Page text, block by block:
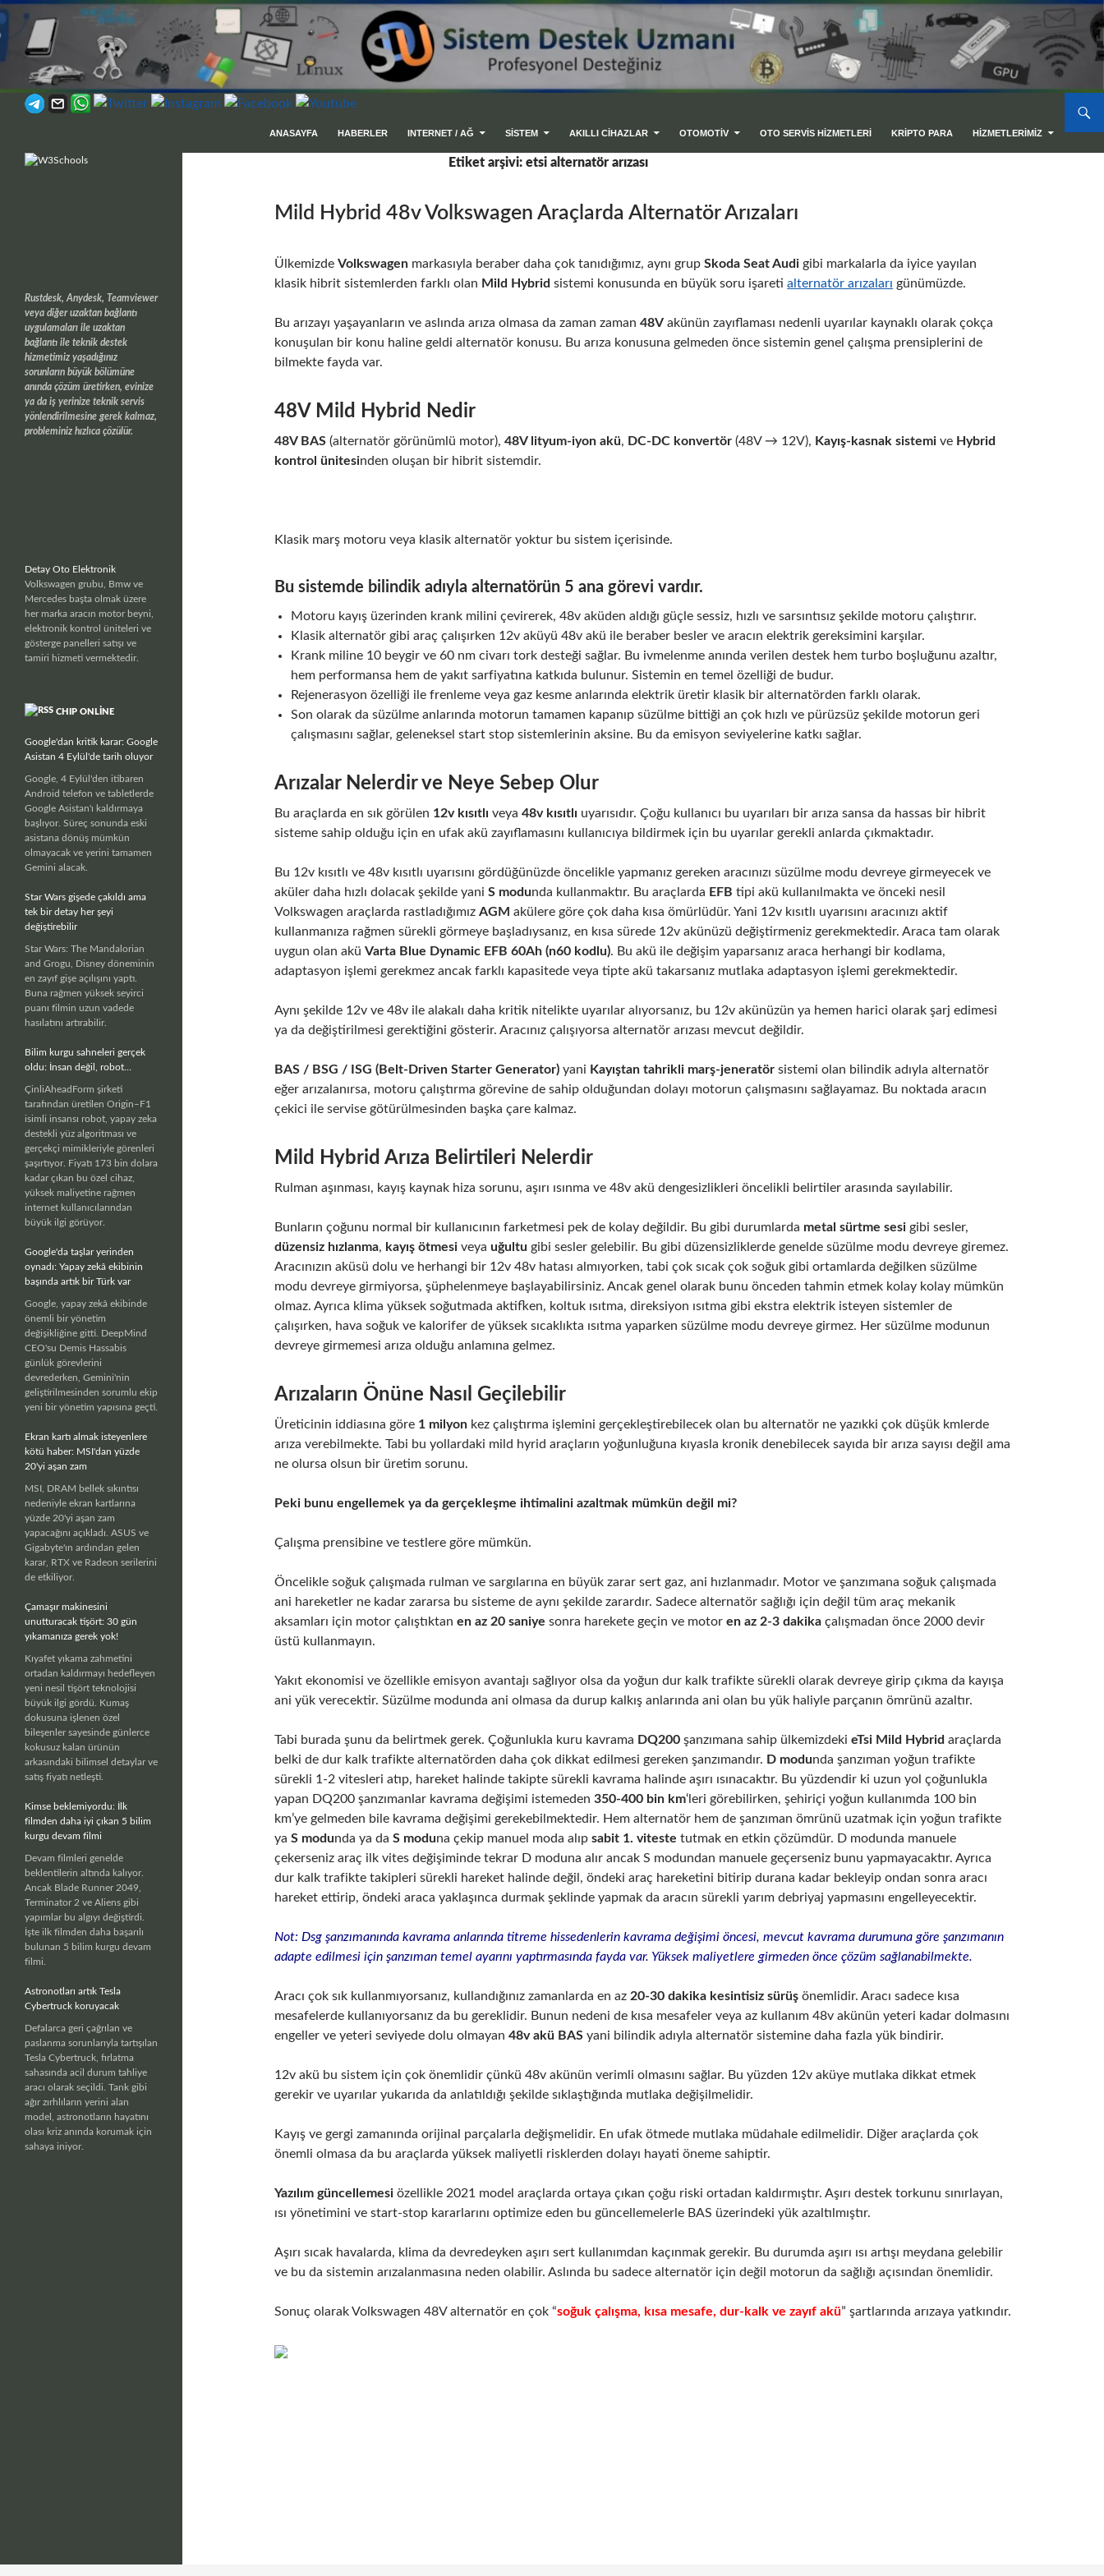
ANASAYFA
HABERLER INTERNET / AĞ SİSTEM AKILLI CIHAZLAR OTOMOTİV OTO SERVIS HIZMETLERI KRIPTO PARA HIZMETLERIMIZ
Etiket arşivi: etsi alternatör arızası
Mild Hybrid 48v Volkswagen Araçlarda Alternatör Arızaları
ÜlkemizdeVolkswagen markasıyla beraber daha çok tanıdığımız, aynı grupSkoda Seat Audi gibi markalarla da iyice yayılan
klasik hibrit sistemlerden farklı olan Mild Hybrid sistemi konusunda en büyük soru işaretialternatör arızaları günümüzde.
Bu arızayı yaşayanların ve aslında arıza olmasa da zaman zaman48V akünün zayıflaması nedenli uyarılar kaynaklı olarak çokça
konuşulan bir konu haline geldi alternatör konusu. Bu arıza konusuna gelmeden önce sistemin genel çalışma prensiplerini de
bilmekte fayda var.
48V Mild Hybrid Nedir
48V BAS (alternatör görünümlü motor),48V lityum-iyon akü, DC-DC konvertör (48V → 12V), Kayış-kasnak sistemi ve Hybrid
kontrol ünitesinden oluşan bir hibrit sistemdir.
Klasik marş motoru veya klasik alternatör yoktur bu sistem içerisinde.
Bu sistemde bilindik adıyla alternatörün 5 ana görevi vardır.
Motoru kayış üzerinden krank milini çevirerek, 48v aküden aldığı güçle sessiz, hızlı ve sarsıntısız şekilde motoru çalıştırır.
Klasik alternatör gibi araç çalışırken 12v aküyü 48v akü ile beraber besler ve aracın elektrik gereksimini karşılar.
Krank miline 10 beygir ve 60 nm civarı tork desteği sağlar. Bu ivmelenme anında verilen destek hem turbo boşluğunu azaltır,
hem performansa hem de yakıt sarfiyatına katkıda bulunur. Sistemin en temel özelliği de budur.
Rejenerasyon özelliği ile frenleme veya gaz kesme anlarında elektrik üretir klasik bir alternatörden farklı olarak.
Son olarak da süzülme anlarında motorun tamamen kapanıp süzülme bittiği an çok hızlı ve pürüzsüz şekilde motorun geri
çalışmasını sağlar, geleneksel start stop sistemlerinin aksine. Bu da emisyon seviyelerine katkı sağlar.
Arızalar Nelerdir ve Neye Sebep Olur
Bu araçlarda en sık görülen 12v kısıtlı veya48v kısıtlı uyarısıdır. Çoğu kullanıcı bu uyarıları bir arıza sansa da hassas bir hibrit
sisteme sahip olduğu için en ufak akü zayıflamasını kullanıcıya bildirmek için bu uyarılar gerekli anlarda çıkmaktadır.
Bu 12v kısıtlı ve 48v kısıtlı uyarısını gördüğünüzde öncelikle yapmanız gereken aracınızı süzülme modu devreye girmeyecek ve
aküler daha hızlı dolacak şekilde yaniS modunda kullanmaktır. Bu araçlarda EFB tipi akü kullanılmakta ve önceki nesil
Volkswagen araçlarda rastladığımızAGM akülere göre çok daha kısa ömürlüdür. Yani 12v kısıtlı uyarısını aracınızı aktif
kullanmanıza rağmen sürekli görmeye başladıysanız, en kısa sürede 12v akünüzü değiştirmeniz gerekmektedir. Araca tam olarak
uygun olan aküVarta Blue Dynamic EFB 60Ah (n60 kodlu). Bu akü ile değişim yaparsanız araca herhangi bir kodlama,
adaptasyon işlemi gerekmez ancak farklı kapasitede veya tipte akü takarsanız mutlaka adaptasyon işlemi gerekmektedir.
Aynı şekilde 12v ve 48v ile alakalı daha kritik nitelikte uyarılar alıyorsanız, bu 12v akünüzün ya hemen harici olarak şarj edimesi
ya da değiştirilmesi gerektiğini gösterir. Aracınız çalışıyorsa alternatör arızası mevcut değildir.
BAS / BSG / ISG (Belt-Driven Starter Generator)yani Kayıştan tahrikli marş-jeneratörsistemi olan bilindik adıyla alternatör
eğer arızalanırsa, motoru çalıştırma görevine de sahip olduğundan dolayı motorun çalışmasını sağlayamaz. Bu noktada aracın
çekici ile servise götürülmesinden başka çare kalmaz.
Mild Hybrid Arıza Belirtileri Nelerdir
Rulman aşınması, kayış kaynak hiza sorunu, aşırı ısınma ve 48v akü dengesizlikleri öncelikli belirtiler arasında sayılabilir.
Bunların çoğunu normal bir kullanıcının farketmesi pek de kolay değildir. Bu gibi durumlarda metal sürtme sesi gibi sesler,
düzensiz hızlanma, kayış ötmesi veyauğultu gibi sesler gelebilir. Bu gibi düzensizliklerde genelde süzülme modu devreye giremez.
Aracınızın aküsü dolu ve herhangi bir 12v 48v hatası almıyorken, tabi çok sıcak çok soğuk gibi ortamlarda değilken süzülme
modu devreye girmiyorsa, şüphelenmeye başlayabilirsiniz. Ancak genel olarak bunu önceden tahmin etmek kolay kolay mümkün
olmaz. Ayrıca klima yüksek soğutmada aktifken, koltuk ısıtma, direksiyon ısıtma gibi ekstra elektrik isteyen sistemler de
çalışırken, hava soğuk ve kalorifer de yüksek sıcaklıkta ısıtma yaparken süzülme modu devreye girmez. Her süzülme modunun
devreye girmemesi arıza olduğu anlamına gelmez.
Arızaların Önüne Nasıl Geçilebilir
Üreticinin iddiasına göre 1 milyon kez çalıştırma işlemini gerçekleştirebilecek olan bu alternatör ne yazıkki çok düşük kmlerde
arıza verebilmekte. Tabi bu yollardaki mild hyrid araçların yoğunluğuna kıyasla kronik denebilecek sayıda bir arıza sayısı değil ama
ne olursa olsun bir üretim sorunu.
Peki bunu engellemek ya da gerçekleşme ihtimalini azaltmak mümkün değil mi?
Çalışma prensibine ve testlere göre mümkün.
Öncelikle soğuk çalışmada rulman ve sargılarına en büyük zarar sert gaz, ani hızlanmadır. Motor ve şanzımana soğuk çalışmada
ani hareketler ne kadar zararsa bu sisteme de aynı şekilde zarardır. Sadece alternatör sağlığı için değil tüm araç mekanik
aksamları için motor çalıştıktanen az 20 saniye sonra harekete geçin ve motoren az 2-3 dakika çalışmadan önce 2000 devir
üstü kullanmayın.
Yakıt ekonomisi ve özellikle emisyon avantajı sağlıyor olsa da yoğun dur kalk trafikte sürekli olarak devreye girip çıkma da kayışa
ani yük verecektir. Süzülme modunda ani olmasa da durup kalkış anlarında ani olan bu yük haliyle parçanın ömrünü azaltır.
Tabi burada şunu da belirtmek gerek. Çoğunlukla kuru kavrama DQ200 şanzımana sahip ülkemizdekieTsi Mild Hybrid araçlarda
belki de dur kalk trafikte alternatörden daha çok dikkat edilmesi gereken şanzımandır. D modunda şanzıman yoğun trafikte
sürekli 1-2 vitesleri atıp, hareket halinde takipte sürekli kavrama halinde aşırı ısınacaktır. Bu yüzdendir ki uzun yol çoğunlukla
yapan DQ200 şanzımanlar kavrama değişimi istemeden350-400 bin km‘leri görebilirken, şehiriçi yoğun kullanımda 100 bin
km’ye gelmeden bile kavrama değişimi gerekebilmektedir. Hem alternatör hem de şanzıman ömrünü uzatmak için yoğun trafikte
yaS modunda ya daS moduna çekip manuel moda alıpsabit 1. viteste tutmak en etkin çözümdür. D modunda manuele
çekerseniz araç ilk vites değişiminde tekrar D moduna alır ancak S modundan manuele geçerseniz bunu yapmayacaktır. Ayrıca
dur kalk trafikte takipleri sürekli hareket halinde değil, öndeki araç hareketini bitirip durana kadar bekleyip ondan sonra aracı
hareket ettirip, öndeki araca yaklaşınca durmak şeklinde yapmak da aracın sürekli yarım debriyaj yapmasını engelleyecektir.
Not: Dsg şanzımanında kavrama anlarında titreme hissedenlerin kavrama değişimi öncesi, mevcut kavrama durumuna göre şanzımanın
adapte edilmesi için şanzıman temel ayarını yaptırmasında fayda var. Yüksek maliyetlere girmeden önce çözüm sağlanabilmekte.
Aracı çok sık kullanmıyorsanız, kullandığınız zamanlarda en az 20-30 dakika kesintisiz sürüş önemlidir. Aracı sadece kısa
mesafelerde kullanıyorsanız da bu gereklidir. Bunun nedeni de kısa mesafeler veya az kullanım 48v akünün yeteri kadar dolmasını
engeller ve yeteri seviyede dolu olmayan48v akü BAS yani bilindik adıyla alternatör sistemine daha fazla yük bindirir.
12v akü bu sistem için çok önemlidir çünkü 48v akünün verimli olmasını sağlar. Bu yüzden 12v aküye mutlaka dikkat etmek
gerekir ve uyarılar yukarıda da anlatıldığı şekilde sıklaştığında mutlaka değişilmelidir.
Kayış ve gergi zamanında orijinal parçalarla değişmelidir. En ufak ötmede mutlaka müdahale edilmelidir. Diğer araçlarda çok
önemli olmasa da bu araçlarda yüksek maliyetli risklerden dolayı hayati öneme sahiptir.
Yazılım güncellemesi özellikle 2021 model araçlarda ortaya çıkan çoğu riski ortadan kaldırmıştır. Aşırı destek torkunu sınırlayan,
ısı yönetimini ve start-stop kararlarını optimize eden bu güncellemelerle BAS üzerindeki yük azaltılmıştır.
Aşırı sıcak havalarda, klima da devredeyken aşırı sert kullanımdan kaçınmak gerekir. Bu durumda aşırı ısı artışı meydana gelebilir
ve bu da sistemin arızalanmasına neden olabilir. Aslında bu sadece alternatör için değil motorun da sağlığı açısından önemlidir.
Sonuç olarak Volkswagen 48V alternatör en çok “soğuk çalışma, kısa mesafe, dur-kalk ve zayıf akü” şartlarında arızaya yatkındır.
Rustdesk, Anydesk, Teamviewer
veya diğer uzaktan bağlantı
uygulamaları ile uzaktan
bağlantı ile teknik destek
hizmetimiz yaşadığınız
sorunların büyük bölümüne
anında çözüm üretirken, evinize
ya da iş yerinize teknik servis
yönlendirilmesine gerek kalmaz,
probleminiz hızlıca çözülür.
Detay Oto Elektronik
Volkswagen grubu, Bmw ve
Mercedes başta olmak üzere
her marka aracın motor beyni,
elektronik kontrol üniteleri ve
gösterge panelleri satışı ve
tamiri hizmeti vermektedir.
CHIP ONLINE
Google'dan kritik karar: Google
Asistan 4 Eylül'de tarih oluyor
Google, 4 Eylül'den itibaren
Android telefon ve tabletlerde
Google Asistan'ı kaldırmaya
başlıyor. Süreç sonunda eski
asistana dönüş mümkün
olmayacak ve yerini tamamen
Gemini alacak.
Star Wars gişede çakıldı ama
tek bir detay her şeyi
değiştirebilir
Star Wars: The Mandalorian
and Grogu, Disney döneminin
en zayıf gişe açılışını yaptı.
Buna rağmen yüksek seyirci
puanı filmin uzun vadede
hasılatını artırabilir.
Bilim kurgu sahneleri gerçek
oldu: İnsan değil, robot…
ÇinliAheadForm şirketi
tarafından üretilen Origin–F1
isimli insansı robot, yapay zeka
destekli yüz algoritması ve
gerçekçi mimikleriyle görenleri
şaşırtıyor. Fiyatı 173 bin dolara
kadar çıkan bu özel cihaz,
yüksek maliyetine rağmen
internet kullanıcılarından
büyük ilgi görüyor.
Google'da taşlar yerinden
oynadı: Yapay zekâ ekibinin
başında artık bir Türk var
Google, yapay zekâ ekibinde
önemli bir yönetim
değişikliğine gitti. DeepMind
CEO'su Demis Hassabis
günlük görevlerini
devrederken, Gemini'nin
geliştirilmesinden sorumlu ekip
yeni bir yönetim yapısına geçti.
Ekran kartı almak isteyenlere
kötü haber: MSI'dan yüzde
20'yi aşan zam
MSI, DRAM bellek sıkıntısı
nedeniyle ekran kartlarına
yüzde 20'yi aşan zam
yapacağını açıkladı. ASUS ve
Gigabyte'ın ardından gelen
karar, RTX ve Radeon serilerini
de etkiliyor.
Çamaşır makinesini
unutturacak tişört: 30 gün
yıkamanıza gerek yok!
Kıyafet yıkama zahmetini
ortadan kaldırmayı hedefleyen
yeni nesil tişört teknolojisi
büyük ilgi gördü. Kumaş
dokusuna işlenen özel
bileşenler sayesinde günlerce
kokusuz kalan ürünün
arkasındaki bilimsel detaylar ve
satış fiyatı netleşti.
Kimse beklemiyordu: İlk
filmden daha iyi çıkan 5 bilim
kurgu devam filmi
Devam filmleri genelde
beklentilerin altında kalıyor.
Ancak Blade Runner 2049,
Terminator 2 ve Aliens gibi
yapımlar bu algıyı değiştirdi.
İşte ilk filmden daha başarılı
bulunan 5 bilim kurgu devam
filmi.
Astronotları artık Tesla
Cybertruck koruyacak
Defalarca geri çağrılan ve
paslanma sorunlarıyla tartışılan
Tesla Cybertruck, fırlatma
sahasında acil durum tahliye
aracı olarak seçildi. Tank gibi
ağır zırhlıların yerini alan
model, astronotların hayatını
olası kriz anında korumak için
sahaya iniyor.